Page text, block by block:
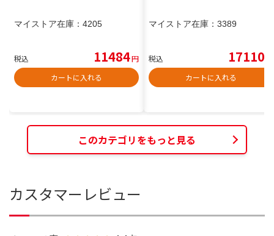
マイストア在庫： 4205
税込 11484円
カートに入れる
マイストア在庫： 3389
税込 17110
カートに入れる
このカテゴリをもっと見る
カスタマーレビュー